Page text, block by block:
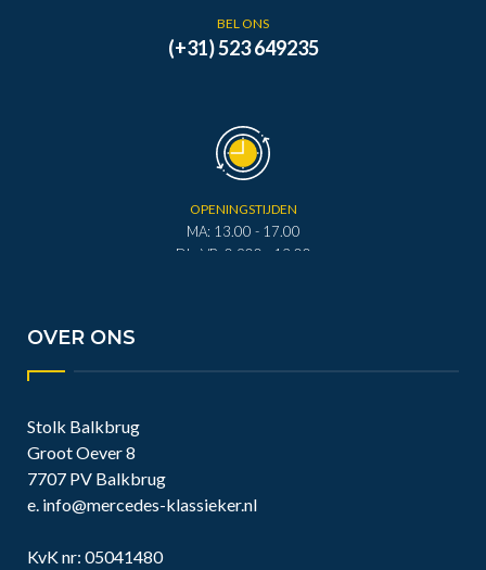
BEL ONS
(+31) 523 649235
OPENINGSTIJDEN
MA: 13.00 - 17.00
DI - VR: 0.900 - 12.00
OVER ONS
Stolk Balkbrug
Groot Oever 8
7707 PV Balkbrug
e. info@mercedes-klassieker.nl
KvK nr: 05041480